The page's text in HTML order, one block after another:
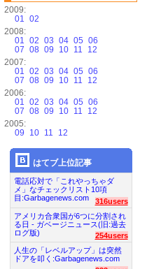
2009:
01 02
2008:
01 02 03 04 05 06
07 08 09 10 11
12
2007:
01 02 03 04 05 06
07 08 09 10 11
12
2006:
01 02 03 04 05 06
07 08 09 10 11
12
2005:
09
10 11 12
はてブ上位記事
電話応対で「これやっちゃダ
メ」なチェックリスト10項
目:Garbagenews.com
316users
アメリカ合衆国が6つに分割され
る日 - ガベージニュース(旧:過去
ログ版)
254users
人生の「レベルアップ」は突然
ドアを叩く:Garbagenews.com